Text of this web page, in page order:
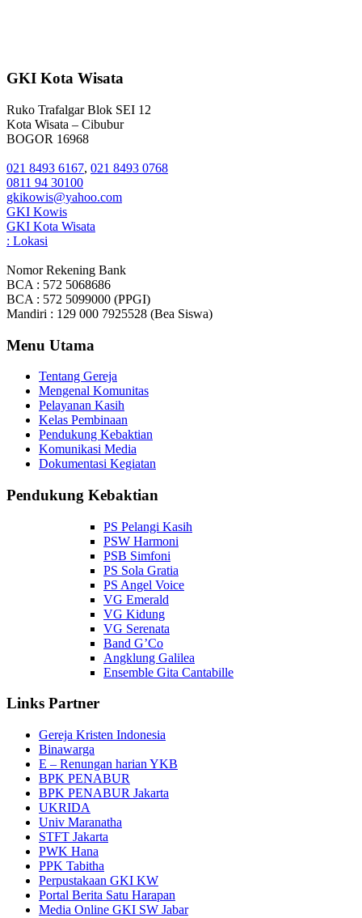
GKI Kota Wisata
Ruko Trafalgar Blok SEI 12
Kota Wisata – Cibubur
BOGOR 16968
021 8493 6167, 021 8493 0768
0811 94 30100
gkikowis@yahoo.com
GKI Kowis
GKI Kota Wisata
: Lokasi
Nomor Rekening Bank
BCA : 572 5068686
BCA : 572 5099000 (PPGI)
Mandiri : 129 000 7925528 (Bea Siswa)
Menu Utama
Tentang Gereja
Mengenal Komunitas
Pelayanan Kasih
Kelas Pembinaan
Pendukung Kebaktian
Komunikasi Media
Dokumentasi Kegiatan
Pendukung Kebaktian
PS Pelangi Kasih
PSW Harmoni
PSB Simfoni
PS Sola Gratia
PS Angel Voice
VG Emerald
VG Kidung
VG Serenata
Band G’Co
Angklung Galilea
Ensemble Gita Cantabille
Links Partner
Gereja Kristen Indonesia
Binawarga
E – Renungan harian YKB
BPK PENABUR
BPK PENABUR Jakarta
UKRIDA
Univ Maranatha
STFT Jakarta
PWK Hana
PPK Tabitha
Perpustakaan GKI KW
Portal Berita Satu Harapan
Media Online GKI SW Jabar